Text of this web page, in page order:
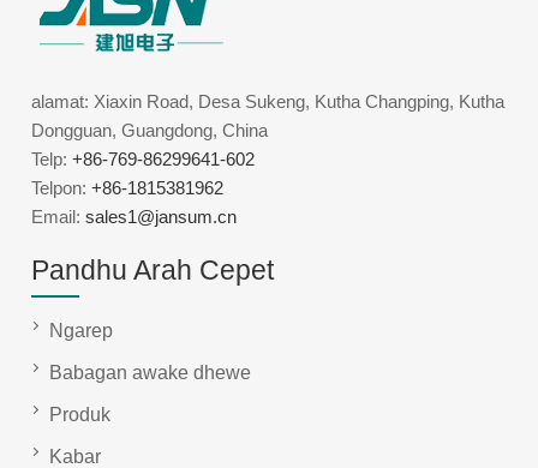
alamat: Xiaxin Road, Desa Sukeng, Kutha Changping, Kutha
Dongguan, Guangdong, China
Telp:+86-769-86299641-602
Telpon:+86-1815381962
Email:sales1@jansum.cn
Pandhu Arah Cepet
Ngarep
Babagan awake dhewe
Produk
Kabar